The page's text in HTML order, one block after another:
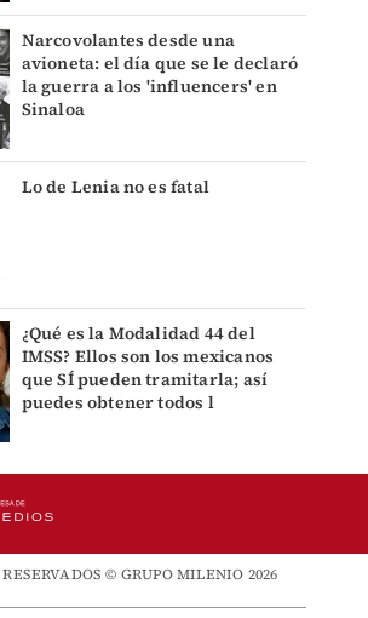
Narcovolantes desde una
avioneta: el día que se le declaró
la guerra a los 'influencers' en
Sinaloa
Lo de Lenia no es fatal
¿Qué es la Modalidad 44 del
IMSS? Ellos son los mexicanos
que SÍ pueden tramitarla; así
puedes obtener todos l
© GRUPO MILENIO 2026